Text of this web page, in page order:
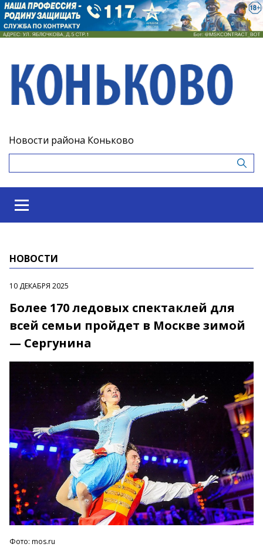
Новости района Коньково
НОВОСТИ
10 ДЕКАБРЯ 2025
Более 170 ледовых спектаклей для
всей семьи пройдет в Москве зимой
— Сергунина
Фото: mos.ru